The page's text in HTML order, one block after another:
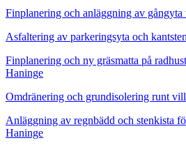
Finplanering och anläggning av gångyta
Asfaltering av parkeringsyta och
Finplanering och ny gräsmatta på
Haninge
Omdränering och grundisolering runt
Anläggning av regnbädd och stenkista
Haninge